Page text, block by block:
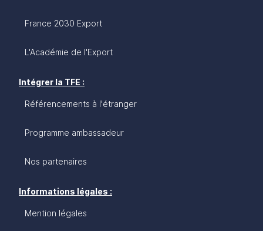
France 2030 Export
L'Académie de l'Export
Intégrer la TFE :
Référencements à l'étranger
Programme ambassadeur
Nos partenaires
Informations légales :
Mention légales